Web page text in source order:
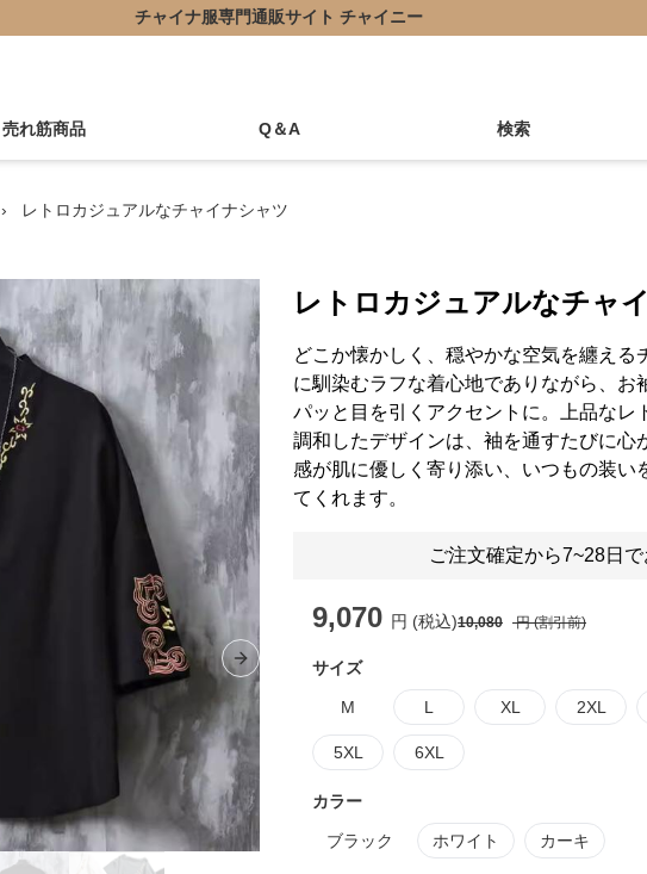
チャイナ服専門通販サイト チャイニー
売れ筋商品 Q＆A 検索
› レトロカジュアルなチャイナシャツ
Next slide
レトロカジュアルなチャ
どこか懐かしく、穏やかな空気を纏える
に馴染むラフな着心地でありながら、お
パッと目を引くアクセントに。上品なレ
調和したデザインは、袖を通すたびに心
感が肌に優しく寄り添い、いつもの装い
てくれます。
ご注文確定から7~28日
9,070 円 (税込)10,080 円 (割引前)
サイズ
M L XL 2XL
5XL 6XL
カラー
ブラック ホワイト カーキ